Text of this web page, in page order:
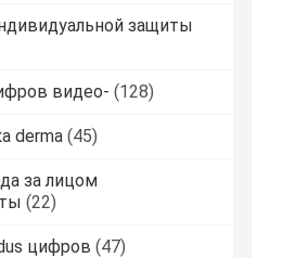
защиты
видео- (128)
derma (45)
за лицом
(22)
цифров (47)